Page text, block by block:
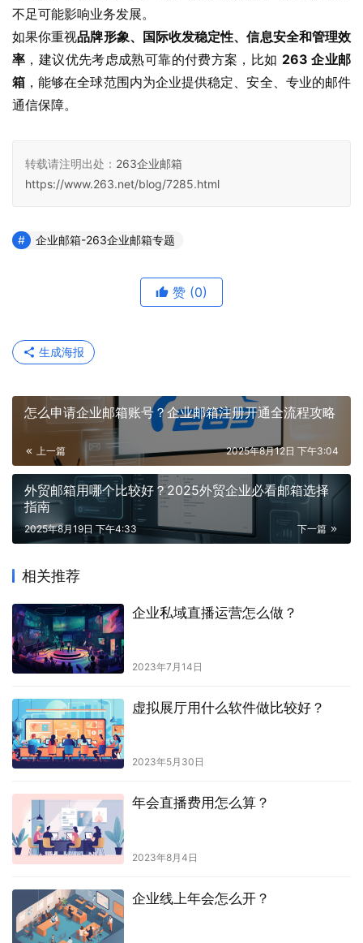
不足可能影响业务发展。
如果你重视品牌形象、国际收发稳定性、信息安全和管理效
率 ，建议优先考虑成熟可靠的付费方案，比如 263 企业邮
箱 ，能够在全球范围内为企业提供稳定、安全、专业的邮件
通信保障。
转载请注明出处： 263企业邮箱
https://www.263.net/blog/7285.html
企业邮箱-263企业邮箱专题
赞 (0)
生成海报
怎么申请企业邮箱账号？企业邮箱注册开通全流程攻略
上一篇 2025年8月12日 下午3:04
外贸邮箱用哪个比较好？2025外贸企业必看邮箱选择
指南
下一篇
2025年8月19日 下午4:33
相关推荐
企业私域直播运营怎么做？
2023年7月14日
虚拟展厅用什么软件做比较好？
2023年5月30日
年会直播费用怎么算？
2023年8月4日
企业线上年会怎么开？